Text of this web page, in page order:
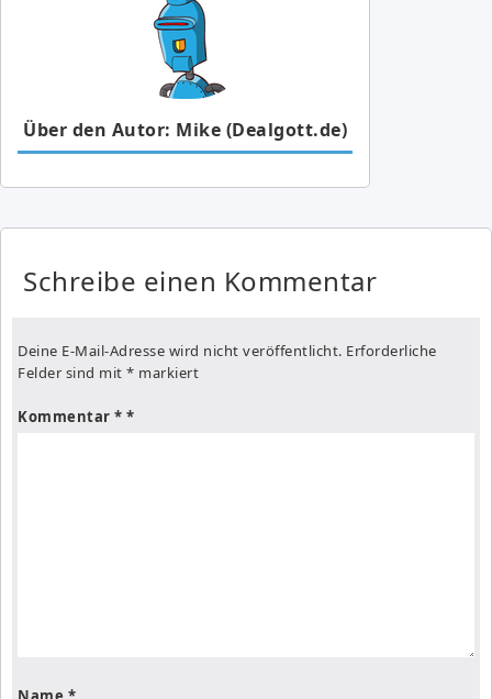
Über den Autor: Mike (Dealgott.de)
Schreibe einen Kommentar
Deine E-Mail-Adresse wird nicht veröffentlicht. Erforderliche
Felder sind mit * markiert
Kommentar *